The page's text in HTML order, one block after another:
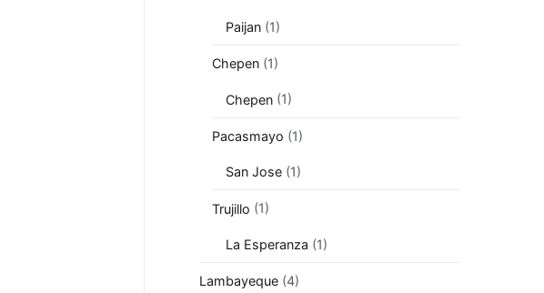
Paijan(1)
Chepen (1)
Chepen(1)
Pacasmayo (1)
San Jose(1)
Trujillo (1)
La Esperanza (1)
Lambayeque (4)